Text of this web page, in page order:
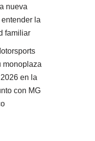
nueva
la
familiar
monoplaza
en la
con MG